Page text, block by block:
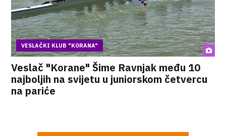
VESLAČKI KLUB "KORANA"
Veslač "Korane" Šime Ravnjak među 10
najboljih na svijetu u juniorskom četvercu
na pariće